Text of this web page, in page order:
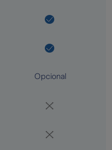
Opcional